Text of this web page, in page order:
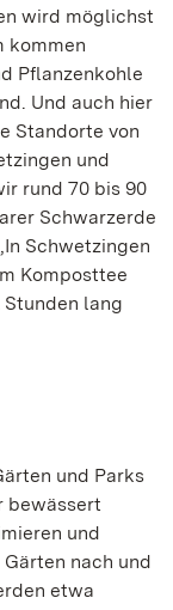
wird möglichst
kommen
Pflanzenkohle
Und auch hier
Standorte von
und
rund 70 bis 90
Schwarzerde
Schwetzingen
Komposttee
Stunden lang
und Parks
bewässert
und
nach und
etwa